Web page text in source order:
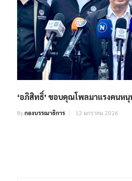
‘อภิสิทธิ์’ ขอบคุณโพลมาแรงคนห
Byกองบรรณาธิการ 12 มกราคม 2026